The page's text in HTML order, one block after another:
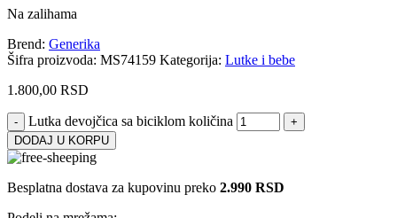
Na zalihama
Brend: Generika
Šifra proizvoda: MS74159 Kategorija: Lutke i bebe
1.800,00 RSD
Lutka devojčica sa biciklom količina
DODAJ U KORPU
Besplatna dostava za kupovinu preko 2.990 RSD